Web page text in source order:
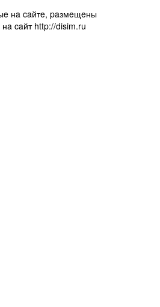
нa caйтe, paзмeщeны
caйт http://disim.ru